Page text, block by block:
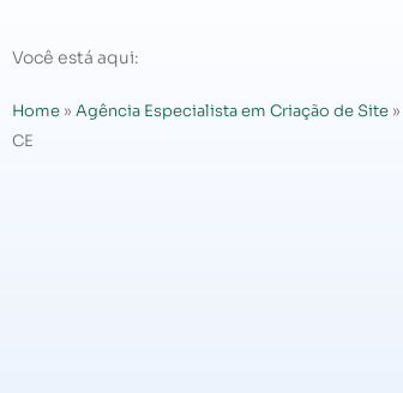
Você está aqui:
Home » Agência Especialista em Criação de Site »
CE